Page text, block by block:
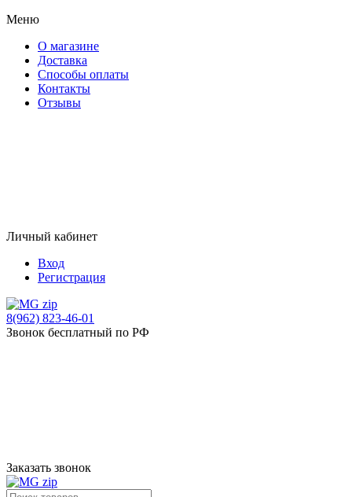
Меню
О магазине
Доставка
Способы оплаты
Контакты
Отзывы
Личный кабинет
Вход
Регистрация
8(962) 823-46-01
Звонок бесплатный по РФ
Заказать звонок